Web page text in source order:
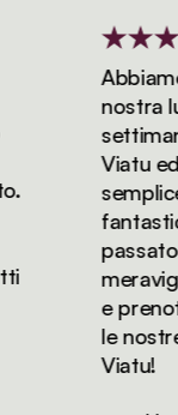
nostra
Viatu ed
passato
e
le nostre
Viatu!